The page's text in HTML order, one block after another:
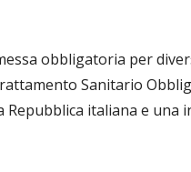
obbligatoria per
Sanitario
Repubblica italiana e una